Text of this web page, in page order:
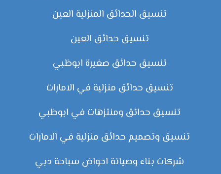
تنسيق الحدائق المنزلية العين
تنسيق حدائق العين
تنسيق حدائق صغيرة ابوظبي
تنسيق حدائق منزلية في الامارات
تنسيق حدائق ومنتزهات في ابوظبي
تنسيق وتصميم حدائق منزلية في الامارات
شركات بناء وصيانة احواض سباحة دبي